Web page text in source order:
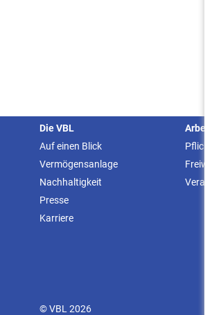
Die VBL
Auf einen Blick
Vermögensanlage
Nachhaltigkeit
Presse
Karriere
© VBL 2026